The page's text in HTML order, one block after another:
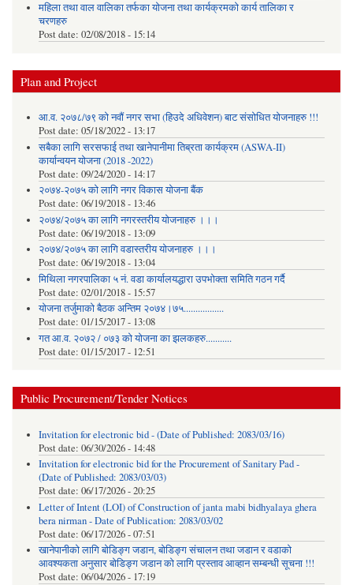
महिला तथा वाल वालिका तर्फका याेजना तथा कार्यक्रमकाे कार्य तालिका र
चरणहरु
Post date: 02/08/2018 - 15:14
Plan and Project
आ.व. २०७८/७९ को नवौं नगर सभा (हिउदे अधिवेशन) बाट संसोधित योजनाहरु !!!
Post date: 05/18/2022 - 13:17
सबैका लागि सरसफाई तथा खानेपानीमा तिब्रता कार्यक्रम (ASWA-II)
कार्यान्वयन योजना (2018 -2022)
Post date: 09/24/2020 - 14:17
२०७४-२०७५ को लागि नगर विकास योजना बैंक
Post date: 06/19/2018 - 13:46
२०७४/२०७५ का लागि नगरस्तरीय योजनाहरु ।।।
Post date: 06/19/2018 - 13:09
२०७४/२०७५ का लागि वडास्तरीय योजनाहरु ।।।
Post date: 06/19/2018 - 13:04
मिथिला नगरपालिका ५ नं. वडा कार्यालयद्धारा उपभोक्ता समिति गठन गर्दै
Post date: 02/01/2018 - 15:57
याेजना तर्जुमाकाे बैठक अन्तिम २०७४।७५.................
Post date: 01/15/2017 - 13:08
गत आ.व. २०७२ / ०७३ को योजना का झलकहरु...........
Post date: 01/15/2017 - 12:51
Public Procurement/Tender Notices
Invitation for electronic bid - (Date of Published: 2083/03/16)
Post date: 06/30/2026 - 14:48
Invitation for electronic bid for the Procurement of Sanitary Pad -
(Date of Published: 2083/03/03)
Post date: 06/17/2026 - 20:25
Letter of Intent (LOI) of Construction of janta mabi bidhyalaya ghera
bera nirman - Date of Publication: 2083/03/02
Post date: 06/17/2026 - 07:51
खानेपानीको लागि बोडिङ्ग जडान, बोडिङ्ग संचालन तथा जडान र वडाको
आवश्यकता अनुसार बोडिङ्ग जडान को लागि प्रस्ताव आव्हान सम्बन्धी सूचना !!!
Post date: 06/04/2026 - 17:19